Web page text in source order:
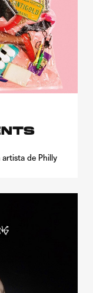
de Philly